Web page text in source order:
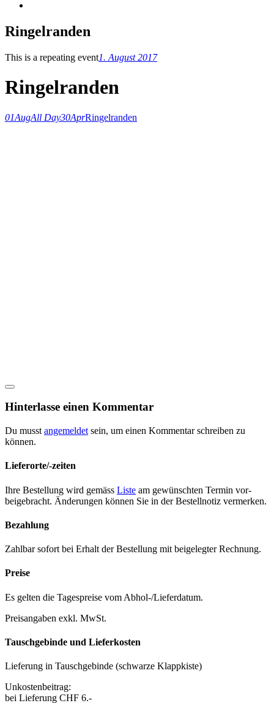
Ringelranden
This is a repeating event1. August 2017
Ringelranden
01AugAll Day30AprRingelranden
Hinterlasse einen Kommentar
Du musst angemeldet sein, um einen Kommentar schreiben zu
können.
Lieferorte/-zeiten
Ihre Bestel­lung wird gemäss Liste am gewün­scht­en Ter­min vor­
beige­bracht. Änderun­gen kön­nen Sie in der Bestell­no­tiz ver­merken.
Bezahlung
Zahlbar sofort bei Erhalt der Bestel­lung mit beigelegter Rech­nung.
Preise
Es gel­ten die Tage­spreise vom Abhol-/Liefer­da­tum.
Preisangaben exkl. MwSt.
Tauschgebinde und Lieferkosten
Liefer­ung in Tauschge­binde (schwarze Klapp­kiste)
Unkosten­beitrag:
bei Liefer­ung CHF 6.-